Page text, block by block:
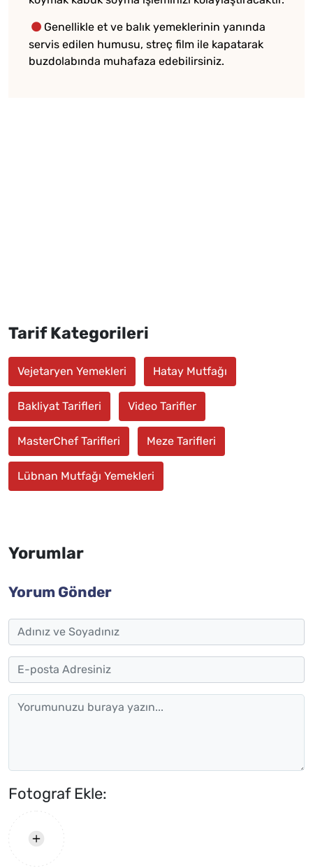
Genellikle et ve balık yemeklerinin yanında
servis edilen humusu, streç film ile kapatarak
buzdolabında muhafaza edebilirsiniz.
Tarif Kategorileri
Vejetaryen Yemekleri Hatay Mutfağı
Bakliyat Tarifleri Video Tarifler
MasterChef Tarifleri Meze Tarifleri
Lübnan Mutfağı Yemekleri
Yorumlar
Yorum Gönder
Fotograf Ekle: